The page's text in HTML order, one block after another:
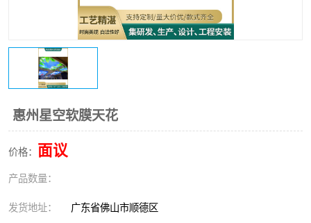
惠州星空软膜天花
价格： 面议
产品数量：
发货地址： 广东省佛山市顺德区